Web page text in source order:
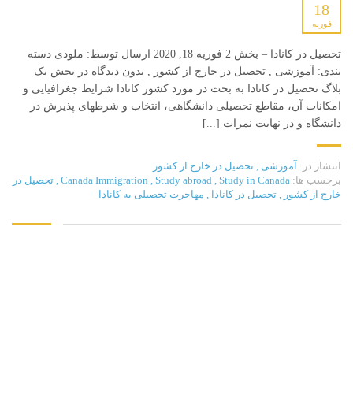
18
فوریه
تحصیل در کانادا – بخش 2 فوریه 18, 2020 ارسال توسط: ملودی دسته
بندی: آموزشی , تحصیل در خارج از کشور , بدون دیدگاه در بخش یک
بلاگ تحصیل در کانادا به بحث در مورد کشور کانادا شرایط جغرافیایی و
امکانات آن، مقاطع تحصیلی دانشگاهی، انتخاب و شرطهای پذیرش در
دانشگاه و در نهایت نمرات [...]
انتشار در: آموزشی , تحصیل در خارج از کشور
برچسب ها:
Canada Immigration , Study abroad , Study in Canada
, تحصیل در
خارج از کشور , تحصیل در کانادا , مهاجرت تحصیلی به کانادا